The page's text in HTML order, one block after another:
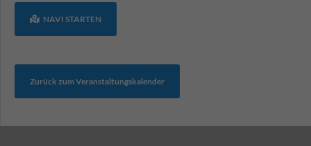
NAVI STARTEN
Zurück zum Veranstaltungskalender